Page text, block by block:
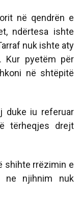
në qendrën e
ndërtesa ishte
nuk ishte aty
Kur pyetëm për
në shtëpitë
duke iu referuar
tërheqjes drejt
shihte rrëzimin e
ne njihnim nuk